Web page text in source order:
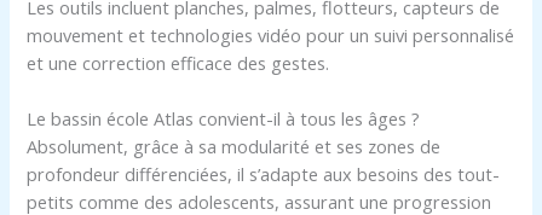
Les outils incluent planches, palmes, flotteurs, capteurs de
mouvement et technologies vidéo pour un suivi personnalisé
et une correction efficace des gestes.
Le bassin école Atlas convient-il à tous les âges ?
Absolument, grâce à sa modularité et ses zones de
profondeur différenciées, il s’adapte aux besoins des tout-
petits comme des adolescents, assurant une progression